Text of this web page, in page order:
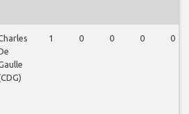
1 0 0 0 0